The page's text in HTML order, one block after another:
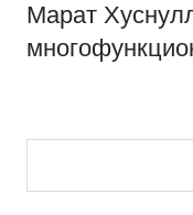
Марат